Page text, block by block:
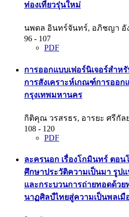
ท่องเที่ยวรุ่นใหม่
นพดล อินทร์จันทร์, อภิชญา อั
96 - 107
PDF
การออกแบบเฟอร์นิเจอร์สำห
การสังเคราะห์เกณฑ์การออก
กรุงเทพมหานคร
กิติคุณ วรสรธร, อารยะ ศรีกั
108 - 120
PDF
ละครนอก เรื่องโกมินทร์ ตอ
ศึกษาประวัติความเป็นมา รูป
และกระบวนการถ่ายทอดด้วย
นาฏศิลป์ไทยสู่ความเป็นพลเมื